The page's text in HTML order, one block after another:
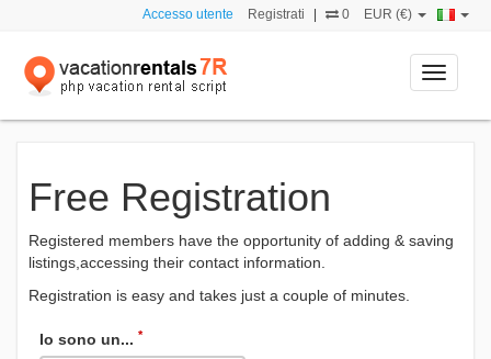
Accesso utente Registrati 0 EUR (€)
Toggle
Free Registration
Registered members have the opportunity of adding & saving
listings,accessing their contact information.
Registration is easy and takes just a couple of minutes.
Io sono un... *